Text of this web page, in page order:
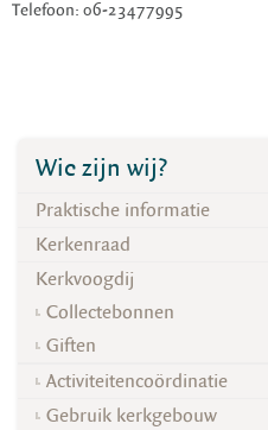
Telefoon: 06-23477995
Wie zijn wij?
Praktische informatie
Kerkenraad
Kerkvoogdij
Collectebonnen
Giften
Activiteitencoördinatie
Gebruik kerkgebouw